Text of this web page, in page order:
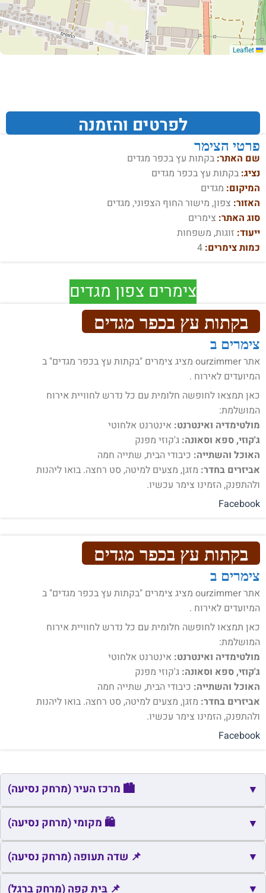
לפרטים והזמנה
פרטי הצימר
שם האתר: בקתות עץ בכפר מגדים
נציג: בקתות עץ בכפר מגדים
המיקום: מגדים
האזור: צפון, מישור החוף הצפוני, מגדים
סוג האתר: צימרים
ייעוד: זוגות, משפחות
כמות צימרים: 4
צימרים צפון מגדים
בקתות עץ בכפר מגדים
צימרים ב
אתר ourzimmer מציג צימרים "בקתות עץ בכפר מגדים" ב
המיועדים לאירוח .
כאן תמצאו לחופשה חלומית עם כל נדרש לחוויית אירוח
המושלמת:
מולטימדיה ואינטרנט: אינטרנט אלחוטי
ג'קוזי, ספא וסאונה: ג'קוזי מפנק
האוכל והשתייה: כיבודי הבית, שתייה חמה
אביזרים בחדר: מזגן, מצעים למיטה, סט רחצה. בואו ליהנות
ולהתפנק, הזמינו צימר עכשיו.
Facebook
בקתות עץ בכפר מגדים
צימרים ב
אתר ourzimmer מציג צימרים "בקתות עץ בכפר מגדים" ב
המיועדים לאירוח .
כאן תמצאו לחופשה חלומית עם כל נדרש לחוויית אירוח
המושלמת:
מולטימדיה ואינטרנט: אינטרנט אלחוטי
ג'קוזי, ספא וסאונה: ג'קוזי מפנק
האוכל והשתייה: כיבודי הבית, שתייה חמה
אביזרים בחדר: מזגן, מצעים למיטה, סט רחצה. בואו ליהנות
ולהתפנק, הזמינו צימר עכשיו.
Facebook
▼
🏙️ מרכז העיר (מרחק נסיעה)
🏙️
מרחק זמן
🏙️ טירת כרמל 5.1
9
▼
🛍️ מקומי (מרחק נסיעה)
🛍️
כתובת מרחק זמן
🛍️
0.0
0
▼
📌 שדה תעופה (מרחק נסיעה)
📌
כתובת מרחק זמן ▼
📌 בֵּית קָפֶה (מרחק ברגל)